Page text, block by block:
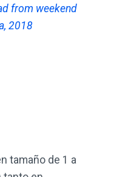
from weekend
2018
tamaño de 1 a